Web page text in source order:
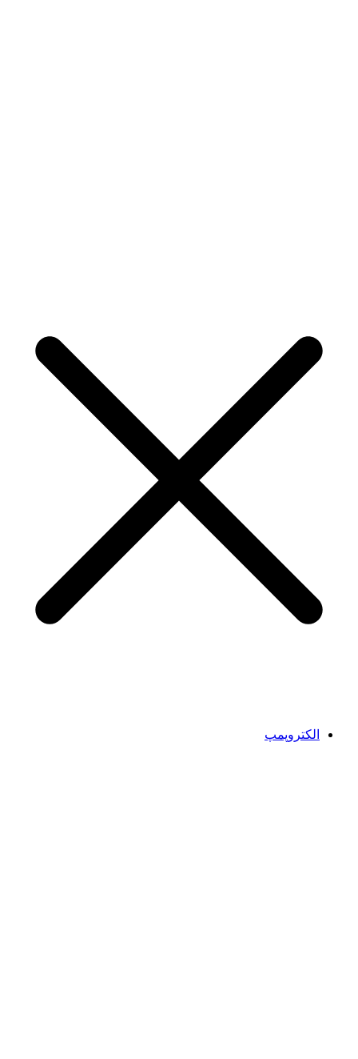
الکتروپمپ